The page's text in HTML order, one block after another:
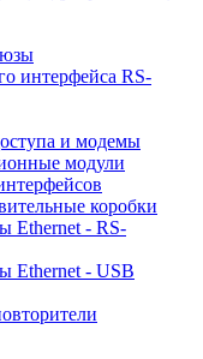
интерфейса RS-
и модемы
модули
коробки
Ethernet - RS-
Ethernet - USB